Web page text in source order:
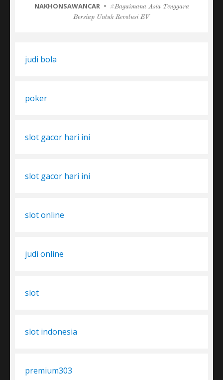
CATEGORIES
NAKHONSAWANCAR Tags
Bagaimana Asia Tenggara
Bersiap Untuk Revolusi EV
judi bola
poker
slot gacor hari ini
slot gacor hari ini
slot online
judi online
slot
slot indonesia
premium303